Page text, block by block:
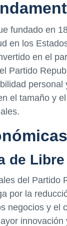
fundado en
en los
en el
Partido
el tamaño y
de
del Partido
por la
negocios y el